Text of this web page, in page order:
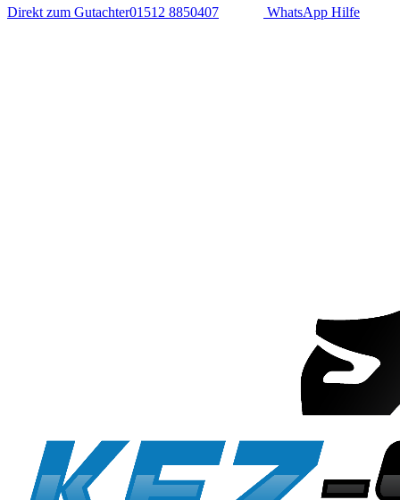
Direkt zum Gutachter01512 8850407 WhatsApp Hilfe